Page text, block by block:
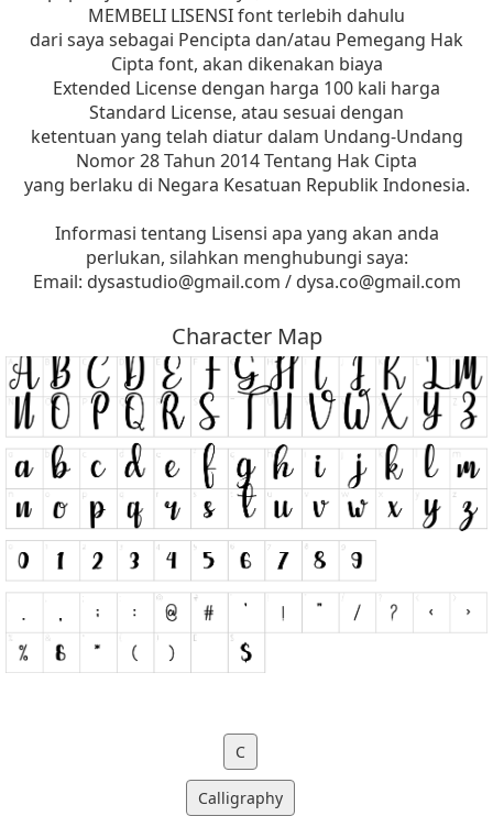
MEMBELI LISENSI font terlebih dahulu
dari saya sebagai Pencipta dan/atau Pemegang Hak
Cipta font, akan dikenakan biaya
Extended License dengan harga 100 kali harga
Standard License, atau sesuai dengan
ketentuan yang telah diatur dalam Undang-Undang
Nomor 28 Tahun 2014 Tentang Hak Cipta
yang berlaku di Negara Kesatuan Republik Indonesia.
Informasi tentang Lisensi apa yang akan anda
perlukan, silahkan menghubungi saya:
Email: dysastudio@gmail.com / dysa.co@gmail.com
Character Map
C
Calligraphy